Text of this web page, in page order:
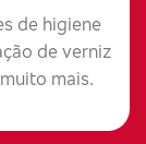
de higiene
de verniz
mais.